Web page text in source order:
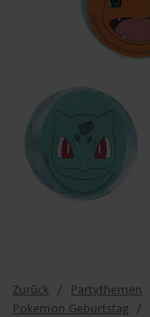
Zurück Partythemen
Pokemon Geburtstag